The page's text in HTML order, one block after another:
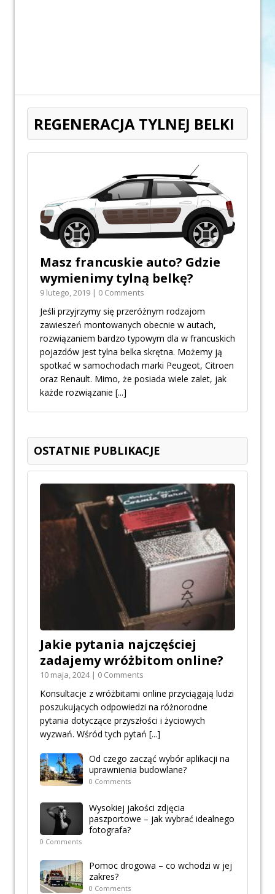
REGENERACJA TYLNEJ BELKI
Masz francuskie auto? Gdzie
wymienimy tylną belkę?
9 lutego, 2019 | 0 Comments
Jeśli przyjrzymy się przeróżnym rodzajom
zawieszeń montowanych obecnie w autach,
rozwiązaniem bardzo typowym dla w francuskich
pojazdów jest tylna belka skrętna. Możemy ją
spotkać w samochodach marki Peugeot, Citroen
oraz Renault. Mimo, że posiada wiele zalet, jak
każde rozwiązanie [...]
OSTATNIE PUBLIKACJE
Jakie pytania najczęściej
zadajemy wróżbitom online?
10 maja, 2024 | 0 Comments
Konsultacje z wróżbitami online przyciągają ludzi
poszukujących odpowiedzi na różnorodne
pytania dotyczące przyszłości i życiowych
wyzwań. Wśród tych pytań [...]
Od czego zacząć wybór aplikacji na
uprawnienia budowlane?
0 Comments
Wysokiej jakości zdjęcia
paszportowe – jak wybrać idealnego
fotografa?
0 Comments
Pomoc drogowa – co wchodzi w jej
zakres?
0 Comments